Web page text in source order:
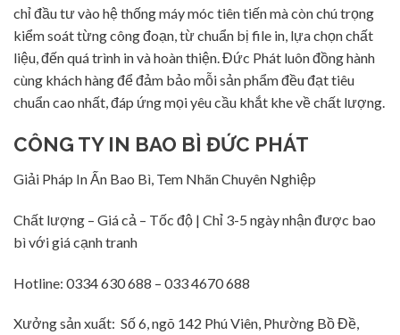
chỉ đầu tư vào hệ thống máy móc tiên tiến mà còn chú trọng
kiểm soát từng công đoạn, từ chuẩn bị file in, lựa chọn chất
liệu, đến quá trình in và hoàn thiện. Đức Phát luôn đồng hành
cùng khách hàng để đảm bảo mỗi sản phẩm đều đạt tiêu
chuẩn cao nhất, đáp ứng mọi yêu cầu khắt khe về chất lượng.
CÔNG TY IN BAO BÌ ĐỨC PHÁT
Giải Pháp In Ấn Bao Bì, Tem Nhãn Chuyên Nghiệp
Chất lượng – Giá cả – Tốc độ | Chỉ 3-5 ngày nhận được bao
bì với giá cạnh tranh
Hotline: 0334 630 688 – 033 4670 688
Xưởng sản xuất: Số 6, ngõ 142 Phú Viên, Phường Bồ Đề,